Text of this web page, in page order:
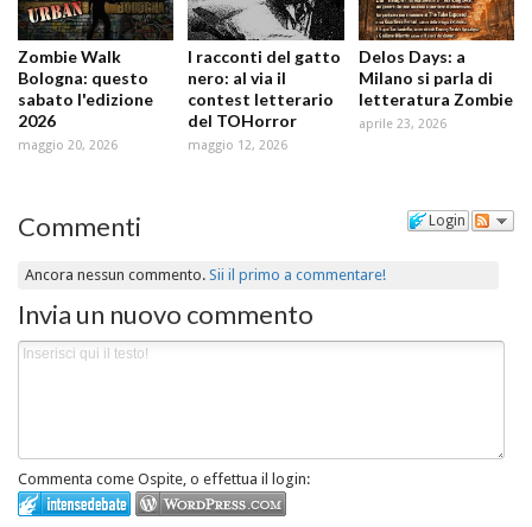
Zombie Walk
Bologna: questo
sabato l'edizione
2026
maggio 20, 2026
I racconti del gatto
nero: al via il
contest letterario
del TOHorror
maggio 12, 2026
Delos Days: a
Milano si parla di
letteratura Zombie
aprile 23, 2026
Login
Commenti
Ancora nessun commento.Sii il primo a commentare!
Invia un nuovo commento
Commenta come Ospite, o effettua il login: